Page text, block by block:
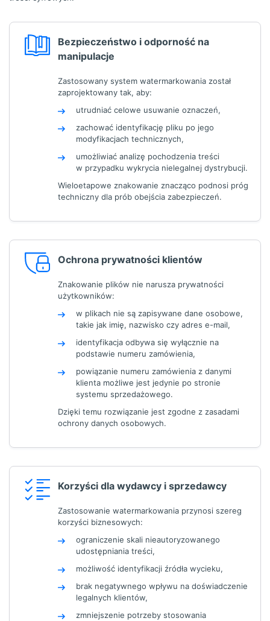
Bezpieczeństwo i odporność na
manipulacje
Zastosowany system watermarkowania został
zaprojektowany tak, aby:
utrudniać celowe usuwanie oznaczeń,
zachować identyfikację pliku po jego
modyfikacjach technicznych,
umożliwiać analizę pochodzenia treści
w przypadku wykrycia nielegalnej dystrybucji.
Wieloetapowe znakowanie znacząco podnosi próg
techniczny dla prób obejścia zabezpieczeń.
Ochrona prywatności klientów
Znakowanie plików nie narusza prywatności
użytkowników:
w plikach nie są zapisywane dane osobowe,
takie jak imię, nazwisko czy adres e-mail,
identyfikacja odbywa się wyłącznie na
podstawie numeru zamówienia,
powiązanie numeru zamówienia z danymi
klienta możliwe jest jedynie po stronie
systemu sprzedażowego.
Dzięki temu rozwiązanie jest zgodne z zasadami
ochrony danych osobowych.
Korzyści dla wydawcy i sprzedawcy
Zastosowanie watermarkowania przynosi szereg
korzyści biznesowych:
ograniczenie skali nieautoryzowanego
udostępniania treści,
możliwość identyfikacji źródła wycieku,
brak negatywnego wpływu na doświadczenie
legalnych klientów,
zmniejszenie potrzeby stosowania